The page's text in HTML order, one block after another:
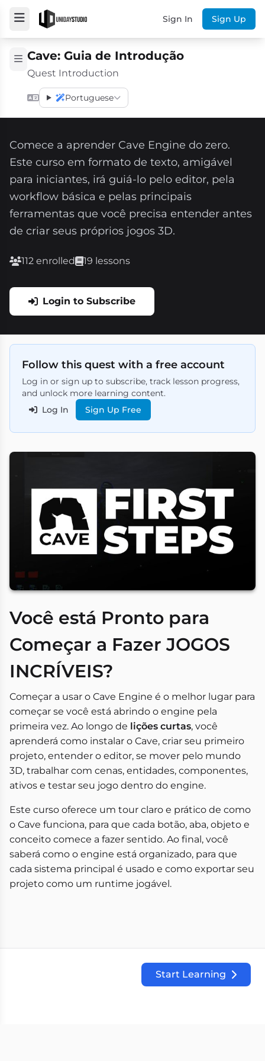
Sign In Sign Up
Cave: Guia de Introdução
Quest Introduction
Portuguese
Comece a aprender Cave Engine do zero.
Este curso em formato de texto, amigável
para iniciantes, irá guiá-lo pelo editor, pela
workflow básica e pelas principais
ferramentas que você precisa entender antes
de criar seus próprios jogos 3D.
112 enrolled 19 lessons
Login to Subscribe
Follow this quest with a free account
Log in or sign up to subscribe, track lesson progress,
and unlock more learning content.
Log In
Sign Up Free
Você está Pronto para
Começar a Fazer JOGOS
INCRÍVEIS?
Começar a usar o Cave Engine é o melhor lugar para
começar se você está abrindo o engine pela
primeira vez. Ao longo de lições curtas, você
aprenderá como instalar o Cave, criar seu primeiro
projeto, entender o editor, se mover pelo mundo
3D, trabalhar com cenas, entidades, componentes,
ativos e testar seu jogo dentro do engine.
Este curso oferece um tour claro e prático de como
o Cave funciona, para que cada botão, aba, objeto e
conceito comece a fazer sentido. Ao final, você
saberá como o engine está organizado, para que
cada sistema principal é usado e como exportar seu
projeto como um runtime jogável.
Start Learning